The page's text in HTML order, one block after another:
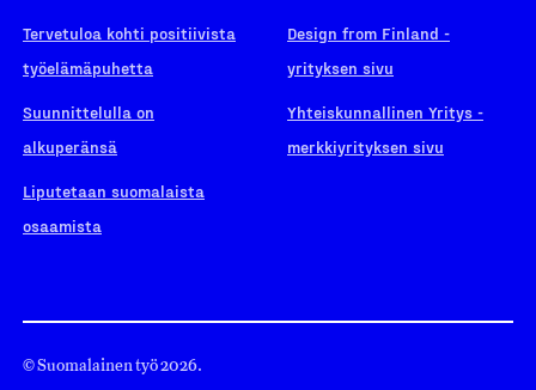
Tervetuloa kohti positiivista
työelämäpuhetta
Suunnittelulla on
alkuperänsä
Liputetaan suomalaista
osaamista
Design from Finland -
yrityksen sivu
Yhteiskunnallinen Yritys -
merkkiyrityksen sivu
© Suomalainen työ 2026.